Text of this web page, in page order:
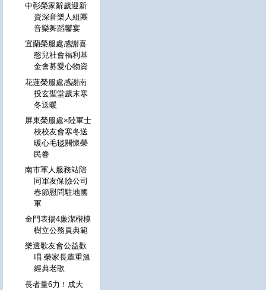
中彰榮家辭歲迎新
資深音樂人組團
音樂舞蹈饗宴
宜蘭榮服處感謝喜
憨兒社會福利基
金會募愛心物資
花蓮榮服處感謝南
投玄聖堂歲末寒
冬送暖
屏東榮服處×陸軍士
校校友會寒冬送
暖心毛毯關懷榮
民眷
南市軍人服務站陪
同軍友保險公司
春節慰問駐地國
軍
金門表揚4廉潔楷模
樹立公務員典範
樂透歌友會公益歡
唱 榮家長輩重溫
經典老歌
長者量6力！成大